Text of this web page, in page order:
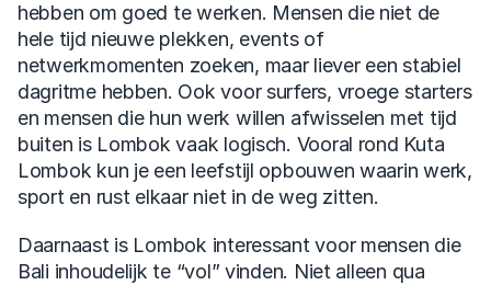
hebben om goed te werken. Mensen die niet de
hele tijd nieuwe plekken, events of
netwerkmomenten zoeken, maar liever een stabiel
dagritme hebben. Ook voor surfers, vroege starters
en mensen die hun werk willen afwisselen met tijd
buiten is Lombok vaak logisch. Vooral rond Kuta
Lombok kun je een leefstijl opbouwen waarin werk,
sport en rust elkaar niet in de weg zitten.
Daarnaast is Lombok interessant voor mensen die
Bali inhoudelijk te “vol” vinden. Niet alleen qua